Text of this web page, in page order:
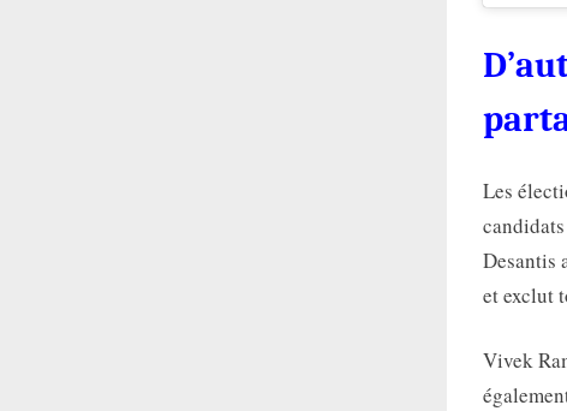
Les
Desantis
et exclut
Vivek